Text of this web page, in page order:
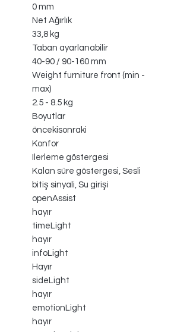
0 mm
Net Ağırlık
33,8 kg
Taban ayarlanabilir
40-90 / 90-160 mm
Weight furniture front (min -
max)
2.5 - 8.5 kg
Boyutlar
öncekisonraki
Konfor
Ilerleme göstergesi
Kalan süre göstergesi, Sesli
bitiş sinyali, Su girişi
openAssist
hayır
timeLight
hayır
infoLight
Hayır
sideLight
hayır
emotionLight
hayır